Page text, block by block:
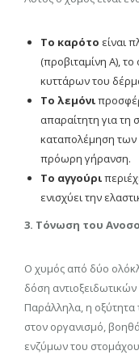
Το καρότο είναι
(προβιταμίνη Α),
κυττάρων του
Το λεμόνι
απαραίτητη για τη
καταπολέμηση
πρόωρη γήρανση.
Το αγγούρι
ενισχύει την
3. Τόνωση του
Ο χυμός από δύο
δόση
Παράλληλα, η οξύτητα
στον οργανισμό,
ενζύμων του